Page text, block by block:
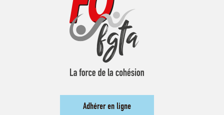
Adhérer en ligne